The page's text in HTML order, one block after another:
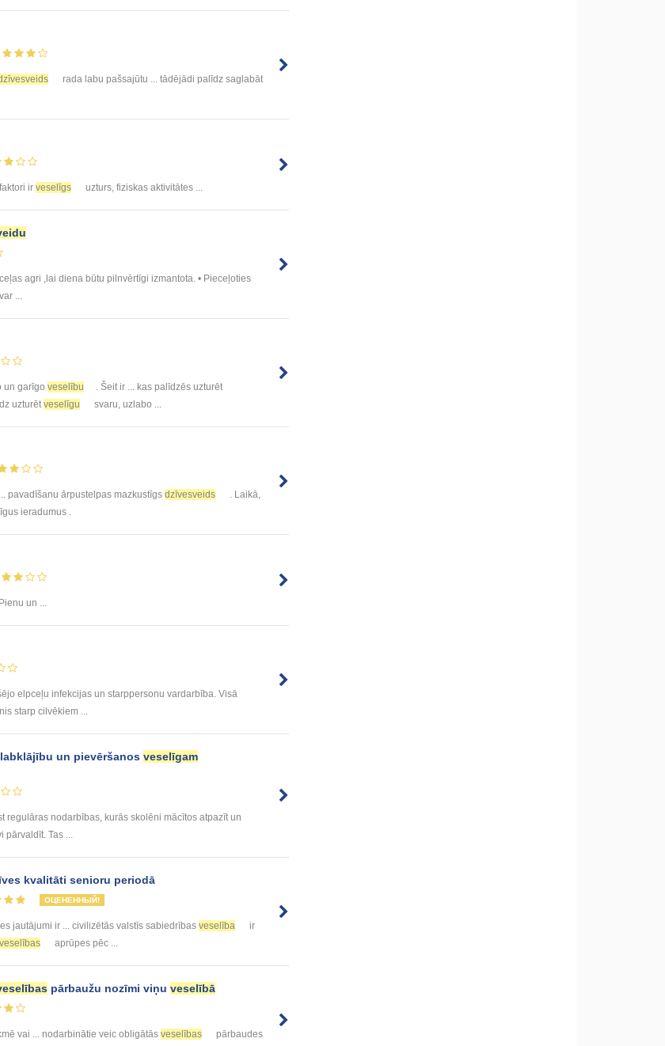
rada labu pašsajūtu ... tādējādi palīdz saglabāt
ir veselīgs uzturs, fiziskas aktivitātes ...
agri ,lai diena būtu pilnvērtīgi izmantota. • Pieceļoties
...
un garīgo veselību
. Šeit ir ... kas palīdzēs uzturēt
uzturēt veselīgu svaru, uzlabo ...
pavadīšanu ārpustelpas mazkustīgs dzīvesveids
. Laikā,
ieradumus .
un ...
elpceļu infekcijas un starppersonu vardarbība. Visā
starp cilvēkiem ...
un pievēršanos veselīgam
nodarbības, kurās skolēni mācītos atpazīt un
pārvaldīt. Tas ...
kvalitāti senioru periodā
ОЦЕНЕННЫЙ!
jautājumi ir ... civilizētās valstīs sabiedrības veselība
ir
veselības aprūpes pēc ...
pārbaužu nozīmi viņu veselībā
vai ... nodarbinātie veic obligātās veselības
pārbaudes